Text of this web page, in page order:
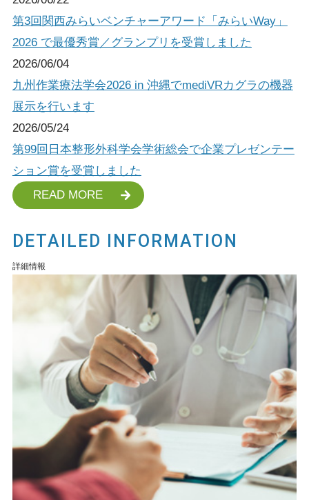
第3回関西みらいベンチャーアワード「みらいWay」
2026 で最優秀賞／グランプリを受賞しました
2026/06/04
九州作業療法学会2026 in 沖縄でmediVRカグラの機器
展示を行います
2026/05/24
第99回日本整形外科学会学術総会で企業プレゼンテー
ション賞を受賞しました
READ MORE
DETAILED INFORMATION
詳細情報